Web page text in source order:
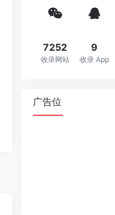
7252
收录网站
9
收录 App
广告位